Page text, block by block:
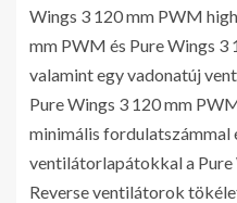
Wings 3 120 mm PWM
mm PWM és Pure Wings 3
valamint egy vadonatúj
Pure Wings 3 120 mm
minimális
ventilátorlapátokkal a
Reverse ventilátorok